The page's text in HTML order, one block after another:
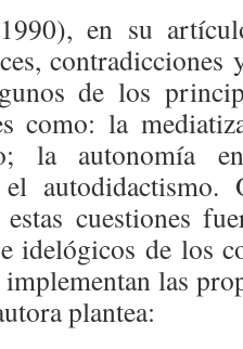
en su
contradicciones
de los
como: la
la autonomía
autodidactismo.
cuestiones
idelógicos de los
las
plantea: